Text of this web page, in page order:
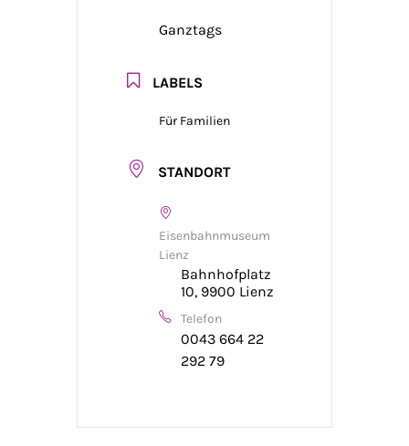
Ganztags
LABELS
Für Familien
STANDORT
Eisenbahnmuseum
Lienz
Bahnhofplatz
10, 9900 Lienz
Telefon
0043 664 22
292 79